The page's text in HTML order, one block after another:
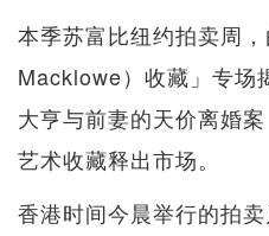
本季苏富比纽约拍卖周
Macklowe）收藏」专场
大亨与前妻的天价离婚
艺术收藏释出市场。
香港时间今晨举行的拍